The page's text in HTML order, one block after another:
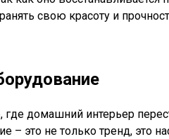
свою красоту и
домашний интерьер
– это не только тренд, это